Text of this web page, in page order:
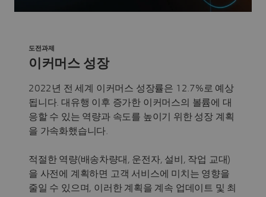
이커머스 성장
도전과제
2022년 전 세계 이커머스 성장률은 12.7%로 예상
됩니다. 대유행 이후 증가한 이커머스의 볼륨에 대
응할 수 있는 역량과 속도를 높이기 위한 성장 계획
을 가속화했습니다.
적절한 역량(배송차량대, 운전자, 설비, 작업 교대)
을 사전에 계획하면 고객 서비스에 미치는 영향을
줄일 수 있으며, 이러한 계획을 계속 업데이트 및 최